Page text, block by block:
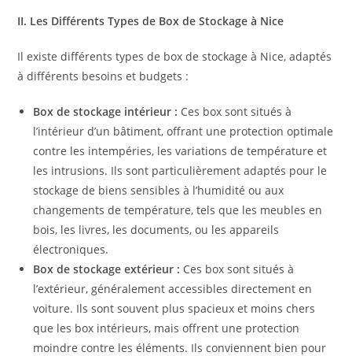
II. Les Différents Types de Box de Stockage à Nice
Il existe différents types de box de stockage à Nice, adaptés
à différents besoins et budgets :
Box de stockage intérieur : Ces box sont situés à
l’intérieur d’un bâtiment, offrant une protection optimale
contre les intempéries, les variations de température et
les intrusions. Ils sont particulièrement adaptés pour le
stockage de biens sensibles à l’humidité ou aux
changements de température, tels que les meubles en
bois, les livres, les documents, ou les appareils
électroniques.
Box de stockage extérieur : Ces box sont situés à
l’extérieur, généralement accessibles directement en
voiture. Ils sont souvent plus spacieux et moins chers
que les box intérieurs, mais offrent une protection
moindre contre les éléments. Ils conviennent bien pour